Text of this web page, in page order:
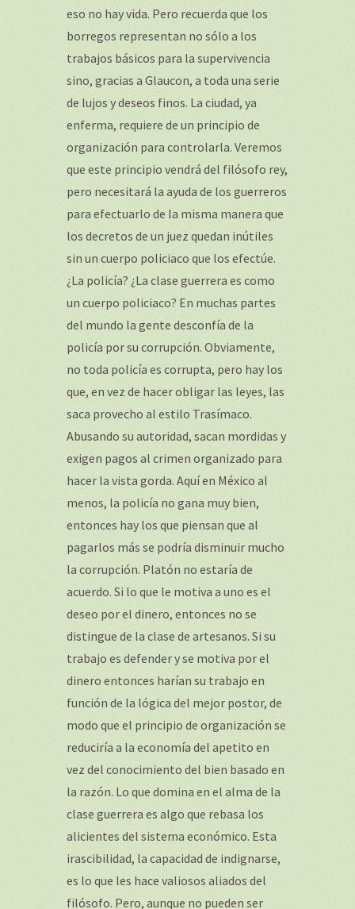
eso no hay vida. Pero recuerda que los
borregos representan no sólo a los
trabajos básicos para la supervivencia
sino, gracias a Glaucon, a toda una serie
de lujos y deseos finos. La ciudad, ya
enferma, requiere de un principio de
organización para controlarla. Veremos
que este principio vendrá del filósofo rey,
pero necesitará la ayuda de los guerreros
para efectuarlo de la misma manera que
los decretos de un juez quedan inútiles
sin un cuerpo policiaco que los efectúe.
¿La policía? ¿La clase guerrera es como
un cuerpo policiaco? En muchas partes
del mundo la gente desconfía de la
policía por su corrupción. Obviamente,
no toda policía es corrupta, pero hay los
que, en vez de hacer obligar las leyes, las
saca provecho al estilo Trasímaco.
Abusando su autoridad, sacan mordidas y
exigen pagos al crimen organizado para
hacer la vista gorda. Aquí en México al
menos, la policía no gana muy bien,
entonces hay los que piensan que al
pagarlos más se podría disminuir mucho
la corrupción. Platón no estaría de
acuerdo. Si lo que le motiva a uno es el
deseo por el dinero, entonces no se
distingue de la clase de artesanos. Si su
trabajo es defender y se motiva por el
dinero entonces harían su trabajo en
función de la lógica del mejor postor, de
modo que el principio de organización se
reduciría a la economía del apetito en
vez del conocimiento del bien basado en
la razón. Lo que domina en el alma de la
clase guerrera es algo que rebasa los
alicientes del sistema económico. Esta
irascibilidad, la capacidad de indignarse,
es lo que les hace valiosos aliados del
filósofo. Pero, aunque no pueden ser